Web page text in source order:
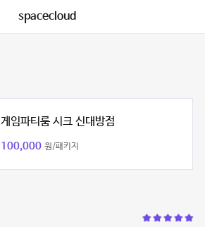
spacecloud
게임파티룸 시크 신대방점
100,000 원/패키지